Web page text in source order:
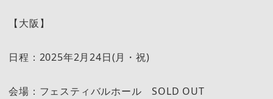
【大阪】
日程：2025年2月24日(月・祝)
会場：フェスティバルホール SOLD OUT